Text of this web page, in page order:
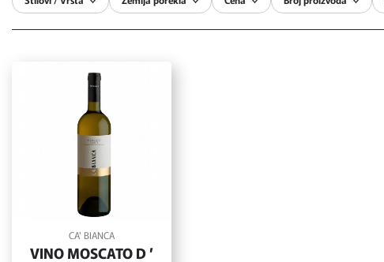
CA' BIANCA
VINO MOSCATO D ’